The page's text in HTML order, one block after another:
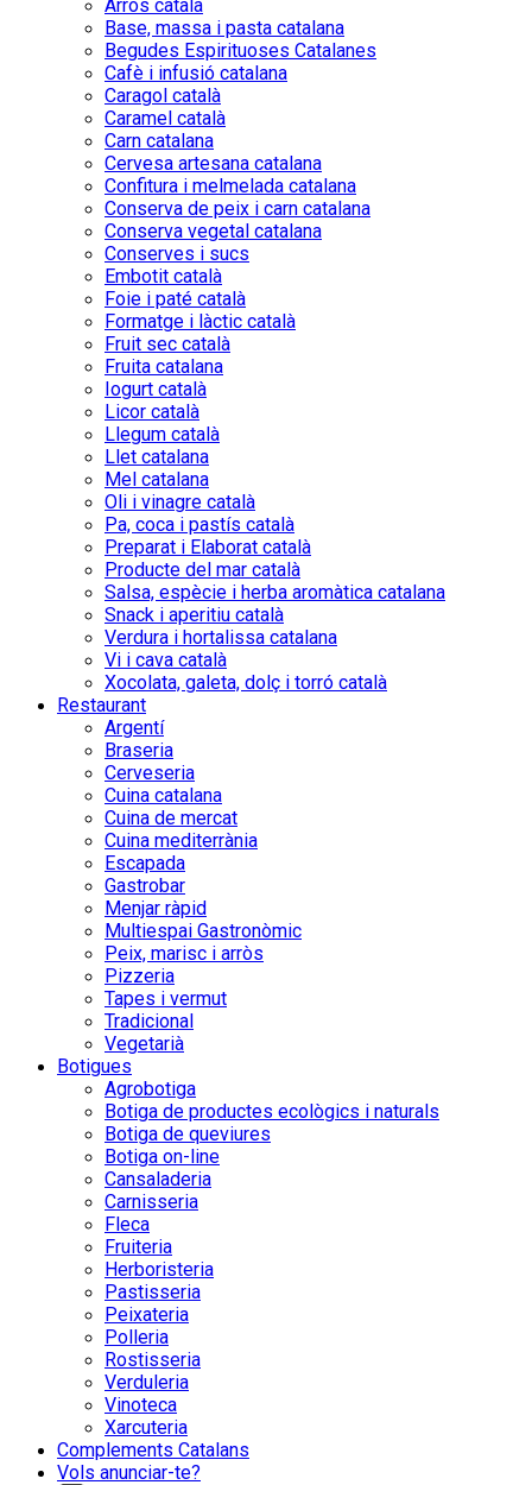
Arròs català
Base, massa i pasta catalana
Begudes Espirituoses Catalanes
Cafè i infusió catalana
Caragol català
Caramel català
Carn catalana
Cervesa artesana catalana
Confitura i melmelada catalana
Conserva de peix i carn catalana
Conserva vegetal catalana
Conserves i sucs
Embotit català
Foie i paté català
Formatge i làctic català
Fruit sec català
Fruita catalana
Iogurt català
Licor català
Llegum català
Llet catalana
Mel catalana
Oli i vinagre català
Pa, coca i pastís català
Preparat i Elaborat català
Producte del mar català
Salsa, espècie i herba aromàtica catalana
Snack i aperitiu català
Verdura i hortalissa catalana
Vi i cava català
Xocolata, galeta, dolç i torró català
Restaurant
Argentí
Braseria
Cerveseria
Cuina catalana
Cuina de mercat
Cuina mediterrània
Escapada
Gastrobar
Menjar ràpid
Multiespai Gastronòmic
Peix, marisc i arròs
Pizzeria
Tapes i vermut
Tradicional
Vegetarià
Botigues
Agrobotiga
Botiga de productes ecològics i naturals
Botiga de queviures
Botiga on-line
Cansaladeria
Carnisseria
Fleca
Fruiteria
Herboristeria
Pastisseria
Peixateria
Polleria
Rostisseria
Verduleria
Vinoteca
Xarcuteria
Complements Catalans
Vols anunciar-te?